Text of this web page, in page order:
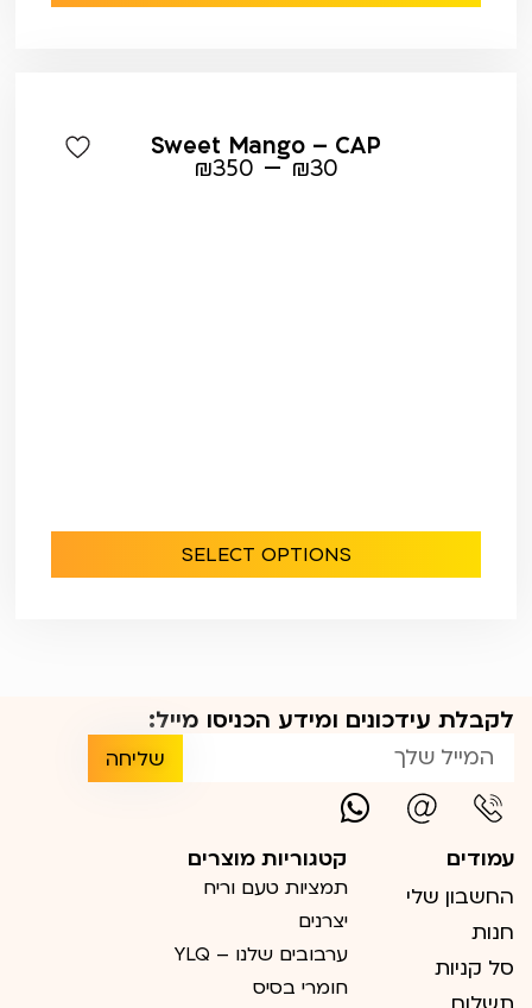
Sweet Mango – CAP
₪30
–
₪350
SELECT OPTIONS
לקבלת עידכונים ומידע הכניסו מייל:
שליחה
עמודים
החשבון שלי
חנות
סל קניות
קטגוריות מוצרים
תמציות טעם וריח
יצרנים
ערבובים שלנו – YLQ
חומרי בסיס